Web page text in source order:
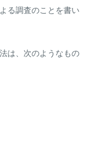
お役立ち資料
る調査のことを書い
は、次のようなもの